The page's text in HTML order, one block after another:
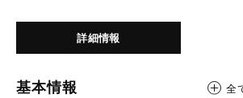
詳細情報
基本情報 全